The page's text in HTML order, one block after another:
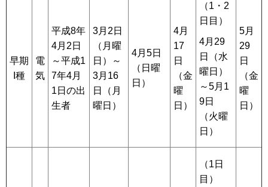
早期
I種
電
気
平成8年
4月2日
～平成1
7年4月
1日の出
生者
3月2日
（月曜
日）～
3月16
日（月
曜日）
4月5日
（日曜
日）
4月
17
日
（金
曜
日）
（1・2
日目）
4月29
日（水
曜日）
～5月1
9日
（火曜
日）
5月
29
日
（金
曜
日）
（1日
目）